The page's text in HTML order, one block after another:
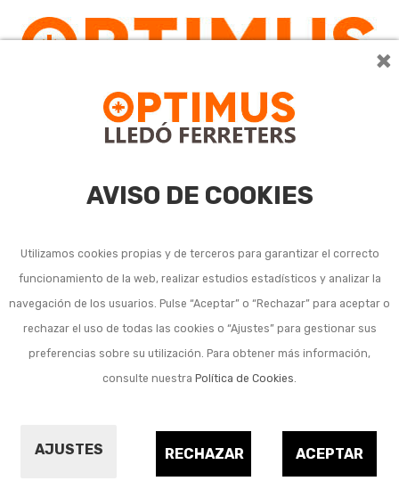
×
AVISO DE COOKIES
Utilizamos cookies propias y de terceros para garantizar el correcto
funcionamiento de la web, realizar estudios estadísticos y analizar la
navegación de los usuarios. Pulse “Aceptar” o “Rechazar” para aceptar o
rechazar el uso de todas las cookies o “Ajustes” para gestionar sus
preferencias sobre su utilización. Para obtener más información,
consulte nuestra Política de Cookies.
AJUSTES ACEPTAR
RECHAZAR